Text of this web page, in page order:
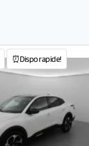
⏰Dispo rapide!